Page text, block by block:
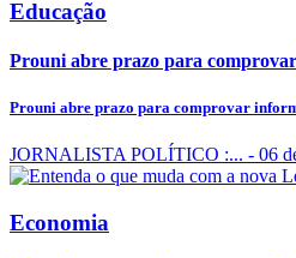
Educação
Prouni abre prazo para
Prouni abre prazo para comprovar
JORNALISTA POLÍTICO :... - 06
Economia